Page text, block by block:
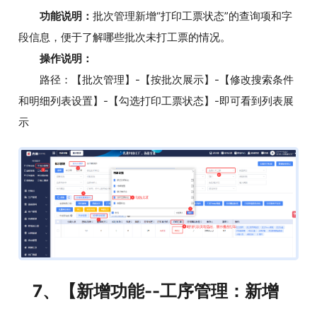
功能说明： 批次管理新增“打印工票状态”的查询项和字
段信息，便于了解哪些批次未打工票的情况。
操作说明：
路径：【批次管理】-【按批次展示】-【修改搜索条件
和明细列表设置】-【勾选打印工票状态】-即可看到列表展
示
7、【新增功能--工序管理：新增